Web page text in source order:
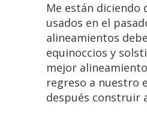
Me están diciendo
usados en el
alineamientos
equinoccios y
mejor
regreso a nuestro
después construir